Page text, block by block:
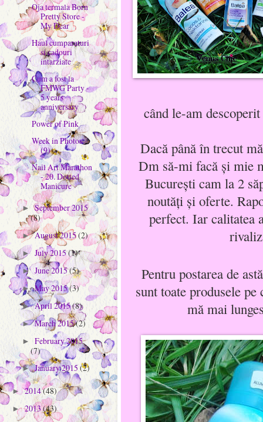
când le-am
Dacă până în trecut
Dm să-mi facă şi mie
Bucureşti cam la 2
noutăţi şi oferte.
perfect. Iar calitatea
Pentru postarea de
sunt toate produsele
mă mai
Oja termala Born
Pretty Store -
My Dear
Haul cumparaturi
si cadouri
intarziate
Cum a fost la
FMWG Party -
5 years
anniversary
Power of Pink
Week in Photos
(9)
Nail Art Marathon
- 20. Dotted
Manicure
►September 2015
(8)
►August 2015(2)
► July 2015(1)
►June 2015(5)
►May 2015(3)
►April 2015(8)
►March 2015(2)
► February 2015
(7)
►January 2015 (2)
►2014(48)
►2013(43)